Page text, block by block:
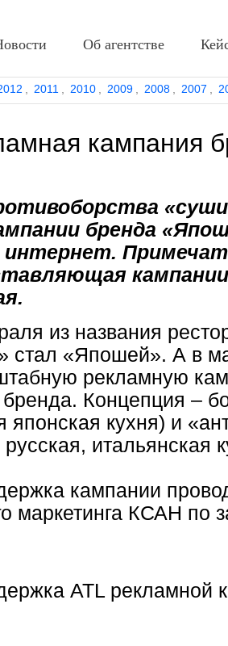
2011 2010 2009 2008 2007
кампания
бренда
интернет.
из названия
стал «Япошей». А в
рекламную
бренда. Концепция –
японская кухня) и
итальянская
кампании
маркетинга КСАН по
ATL рекламной
Об агентстве